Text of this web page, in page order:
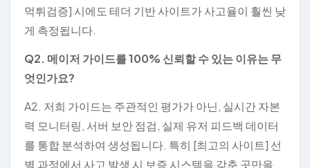
먹튀검증] 시에도 테더 기반 사이트가 사고율이 훨씬 낮
게 측정됩니다.
Q2. 메이저 가이드를 100% 신뢰할 수 있는 이유는 무
엇인가요?
A2. 저희 가이드는 주관적인 평가가 아닌, 실시간 자본
력 모니터링, 서버 보안 점검, 실제 유저 피드백 데이터
를 통합 분석하여 생성됩니다. 특히 [최고의 사이트] 선
별 과정에서 사고 발생 시 보증 시스템을 갖춘 곳만을